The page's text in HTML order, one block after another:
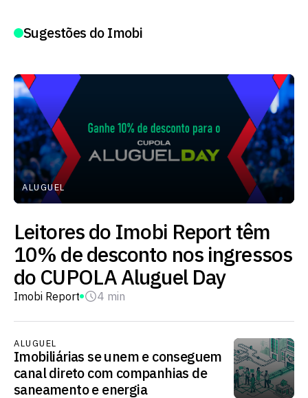
Sugestões do Imobi
ALUGUEL
Leitores do Imobi Report têm
10% de desconto nos ingressos
do CUPOLA Aluguel Day
Imobi Report 4 min
ALUGUEL
Imobiliárias se unem e conseguem
canal direto com companhias de
saneamento e energia